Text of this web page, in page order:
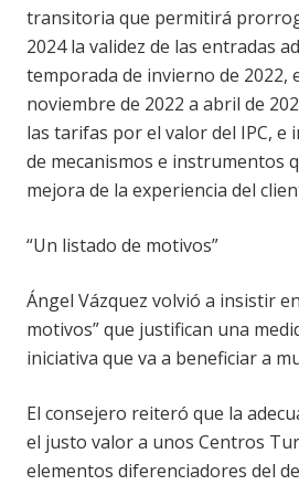
transitoria que permitirá
2024 la validez de las entradas
temporada de invierno de 2022,
noviembre de 2022 a abril de
las tarifas por el valor del IPC, e
de mecanismos e instrumentos
mejora de la experiencia del
“Un listado de motivos”
Ángel Vázquez volvió a insistir
motivos” que justifican una
iniciativa que va a beneficiar a
El consejero reiteró que la
el justo valor a unos Centros
elementos diferenciadores del